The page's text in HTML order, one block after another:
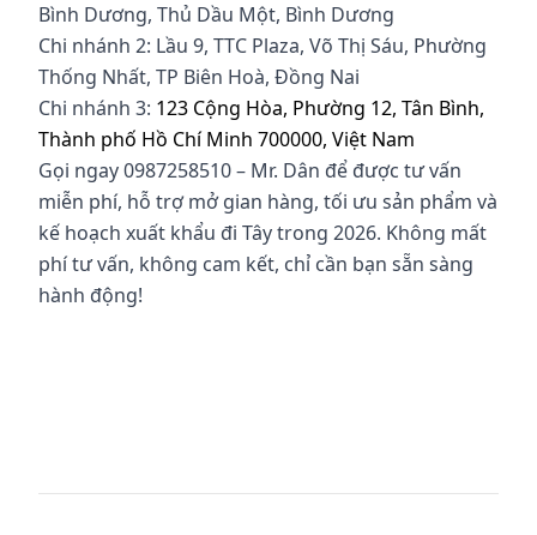
Bình Dương, Thủ Dầu Một, Bình Dương
Chi nhánh 2: Lầu 9, TTC Plaza, Võ Thị Sáu, Phường
Thống Nhất, TP Biên Hoà, Đồng Nai
Chi nhánh 3: 123 Cộng Hòa, Phường 12, Tân Bình,
Thành phố Hồ Chí Minh 700000, Việt Nam
Gọi ngay 0987258510 – Mr. Dân để được tư vấn
miễn phí, hỗ trợ mở gian hàng, tối ưu sản phẩm và
kế hoạch xuất khẩu đi Tây trong 2026. Không mất
phí tư vấn, không cam kết, chỉ cần bạn sẵn sàng
hành động!